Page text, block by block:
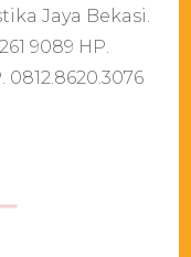
Jaya Bekasi.
9089 HP.
0812.8620.3076